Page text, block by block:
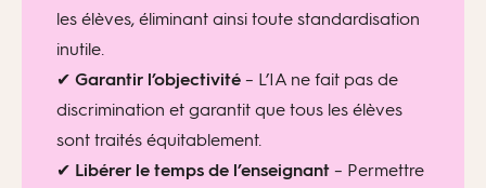
les élèves, éliminant ainsi toute standardisation
inutile.
✔ Garantir l’objectivité – L’IA ne fait pas de
discrimination et garantit que tous les élèves
sont traités équitablement.
✔ Libérer le temps de l’enseignant – Permettre